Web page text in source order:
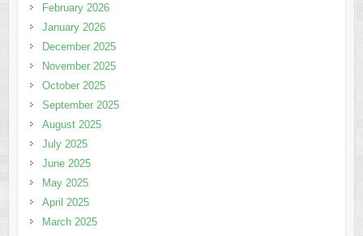
February 2026
January 2026
December 2025
November 2025
October 2025
September 2025
August 2025
July 2025
June 2025
May 2025
April 2025
March 2025